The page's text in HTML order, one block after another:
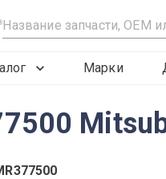
R
Марки